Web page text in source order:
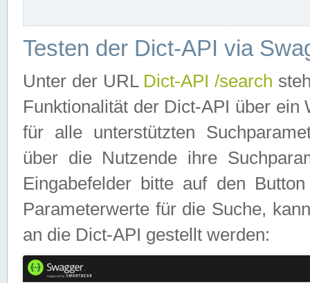
Testen der Dict-API via
Unter der URL Dict-API /search
Funktionalität der Dict-API über
für alle unterstützten
über die Nutzende ihre
Eingabefelder bitte auf den
Parameterwerte für die Suche,
an die Dict-API gestellt werden: